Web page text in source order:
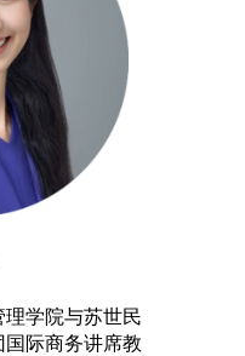
学院与苏世民
际商务讲席教